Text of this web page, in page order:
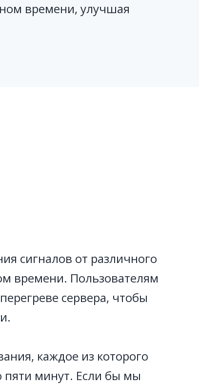
времени, улучшая
сигналов от различного
времени. Пользователям
сервера, чтобы
каждое из которого
пяти минут. Если бы мы